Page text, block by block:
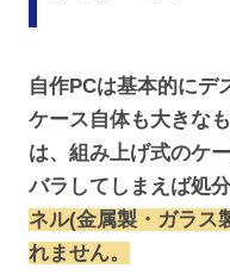
自作PCは基本的にデ
ケース自体も大きな
は、組み上げ式のケ
バラしてしまえば処
ネル(金属製・ガラス
れません。